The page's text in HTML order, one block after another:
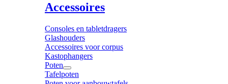
Accessoires
Consoles en tabletdragers
Glashouders
Accessoires voor corpus
Kastophangers
Poten
Tafelpoten